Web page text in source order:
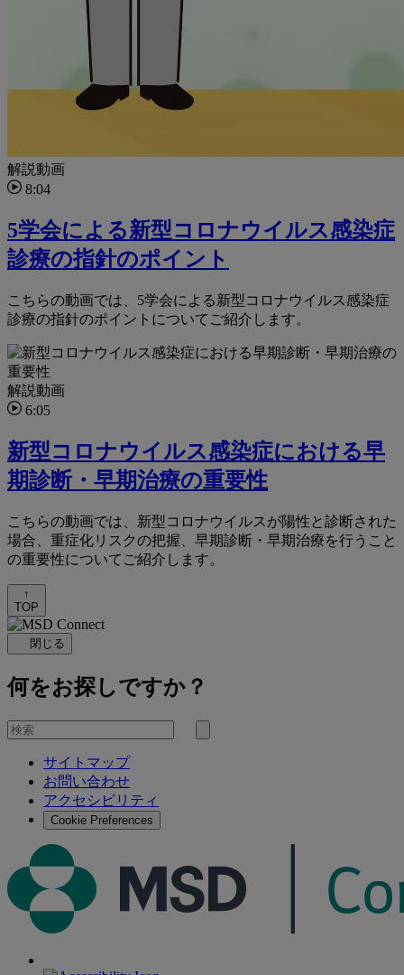
解説動画
8:04
5学会による新型コロナウイルス感染症
診療の指針のポイント
こちらの動画では、5学会による新型コロナウイルス感染症
診療の指針のポイントについてご紹介します。
解説動画
6:05
新型コロナウイルス感染症における早
期診断・早期治療の重要性
こちらの動画では、新型コロナウイルスが陽性と診断された
場合、重症化リスクの把握、早期診断・早期治療を行うこと
の重要性についてご紹介します。
↑
TOP
閉じる
何をお探しですか？
を
検
サイトマップ
お問い合わせ
アクセシビリティ
Cookie Preferences